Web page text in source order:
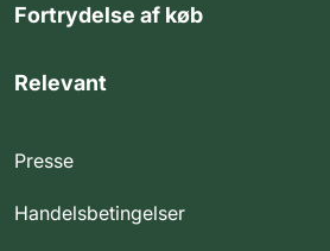
Fortrydelse af køb
Relevant
Presse
Handelsbetingelser